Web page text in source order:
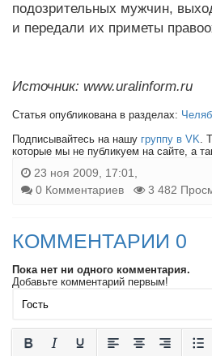
подозрительных мужчин,
и передали их приметы
Источник: www.uralinform.ru
Статья опубликована в разделах:
Подписывайтесь на нашу группу в VK.
которые мы не публикуем на сайте, а
23 ноя 2009, 17:01,
0 Комментариев
3 482
КОММЕНТАРИИ 0
Пока нет ни одного комментария.
Добавьте комментарий первым!